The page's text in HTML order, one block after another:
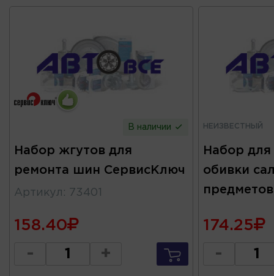
В наличии
Набор жгутов для
ремонта шин СервисКлюч
Артикул : 73401
158.40
- +
НЕИЗВЕСТНЫЙ
Набор
обивки
174.25
-